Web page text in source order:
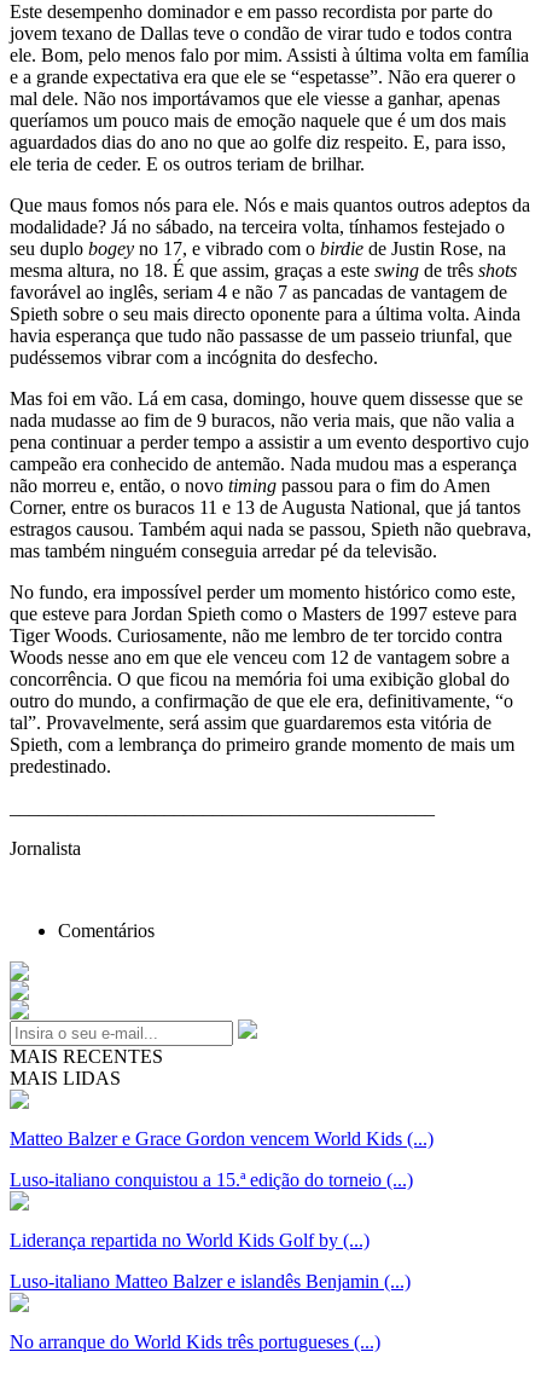
Este desempenho dominador e em passo recordista por parte do
jovem texano de Dallas teve o condão de virar tudo e todos contra
ele. Bom, pelo menos falo por mim. Assisti à última volta em família
e a grande expectativa era que ele se “espetasse”. Não era querer o
mal dele. Não nos importávamos que ele viesse a ganhar, apenas
queríamos um pouco mais de emoção naquele que é um dos mais
aguardados dias do ano no que ao golfe diz respeito. E, para isso,
ele teria de ceder. E os outros teriam de brilhar.
Que maus fomos nós para ele. Nós e mais quantos outros adeptos da
modalidade? Já no sábado, na terceira volta, tínhamos festejado o
seu duplo bogey no 17, e vibrado com o birdie de Justin Rose, na
mesma altura, no 18. É que assim, graças a este swing de três shots
favorável ao inglês, seriam 4 e não 7 as pancadas de vantagem de
Spieth sobre o seu mais directo oponente para a última volta. Ainda
havia esperança que tudo não passasse de um passeio triunfal, que
pudéssemos vibrar com a incógnita do desfecho.
Mas foi em vão. Lá em casa, domingo, houve quem dissesse que se
nada mudasse ao fim de 9 buracos, não veria mais, que não valia a
pena continuar a perder tempo a assistir a um evento desportivo cujo
campeão era conhecido de antemão. Nada mudou mas a esperança
não morreu e, então, o novo timing passou para o fim do Amen
Corner, entre os buracos 11 e 13 de Augusta National, que já tantos
estragos causou. Também aqui nada se passou, Spieth não quebrava,
mas também ninguém conseguia arredar pé da televisão.
No fundo, era impossível perder um momento histórico como este,
que esteve para Jordan Spieth como o Masters de 1997 esteve para
Tiger Woods. Curiosamente, não me lembro de ter torcido contra
Woods nesse ano em que ele venceu com 12 de vantagem sobre a
concorrência. O que ficou na memória foi uma exibição global do
outro do mundo, a confirmação de que ele era, definitivamente, “o
tal”. Provavelmente, será assim que guardaremos esta vitória de
Spieth, com a lembrança do primeiro grande momento de mais um
predestinado.
Jornalista
Comentários
MAIS RECENTES
MAIS LIDAS
Matteo Balzer e Grace Gordon vencem World Kids (...)
Luso-italiano conquistou a 15.ª edição do torneio (...)
Liderança repartida no World Kids Golf by (...)
Luso-italiano Matteo Balzer e islandês Benjamin (...)
No arranque do World Kids três portugueses (...)